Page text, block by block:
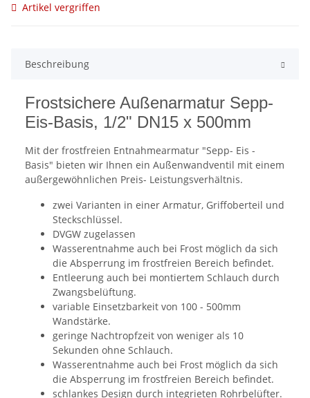
Artikel vergriffen
Beschreibung
Frostsichere Außenarmatur Sepp-
Eis-Basis, 1/2" DN15 x 500mm
Mit der frostfreien Entnahmearmatur "Sepp- Eis -
Basis" bieten wir Ihnen ein Außenwandventil mit einem
außergewöhnlichen Preis- Leistungsverhältnis.
zwei Varianten in einer Armatur, Griffoberteil und
Steckschlüssel.
DVGW zugelassen
Wasserentnahme auch bei Frost möglich da sich
die Absperrung im frostfreien Bereich befindet.
Entleerung auch bei montiertem Schlauch durch
Zwangsbelüftung.
variable Einsetzbarkeit von 100 - 500mm
Wandstärke.
geringe Nachtropfzeit von weniger als 10
Sekunden ohne Schlauch.
Wasserentnahme auch bei Frost möglich da sich
die Absperrung im frostfreien Bereich befindet.
schlankes Design durch integrieten Rohrbelüfter.